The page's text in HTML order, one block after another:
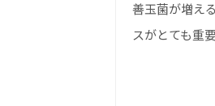
善玉菌が増え
スがとても重